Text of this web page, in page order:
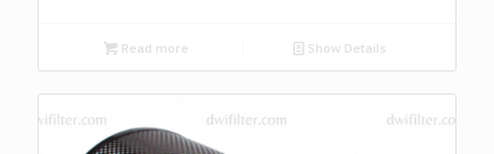
Read more Show Details